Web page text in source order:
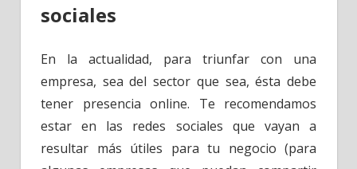
sociales
En la actualidad, para triunfar con una
empresa, sea del sector que sea, ésta debe
tener presencia online. Te recomendamos
estar en las redes sociales que vayan a
resultar más útiles para tu negocio (para